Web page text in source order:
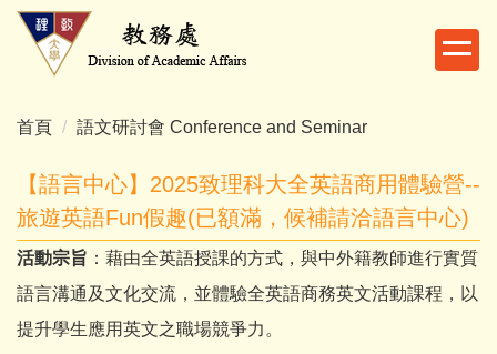
跳
內
首頁 語文研討會 Conference and Seminar
【語言中心】2025致理科大全英語商用體驗營--
旅遊英語Fun假趣(已額滿，候補請洽語言中心)
活動宗旨 ：藉由全英語授課的方式，與中外籍教師進行實質
語言溝通及文化交流，並體驗全英語商務英文活動課程，以
提升學生應用英文之職場競爭力。